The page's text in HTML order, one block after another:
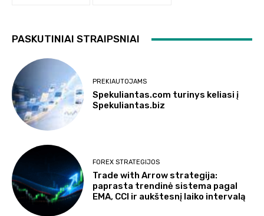
PASKUTINIAI STRAIPSNIAI
PREKIAUTOJAMS
Spekuliantas.com turinys keliasi į
Spekuliantas.biz
FOREX STRATEGIJOS
Trade with Arrow strategija:
paprasta trendinė sistema pagal
EMA, CCI ir aukštesnį laiko intervalą